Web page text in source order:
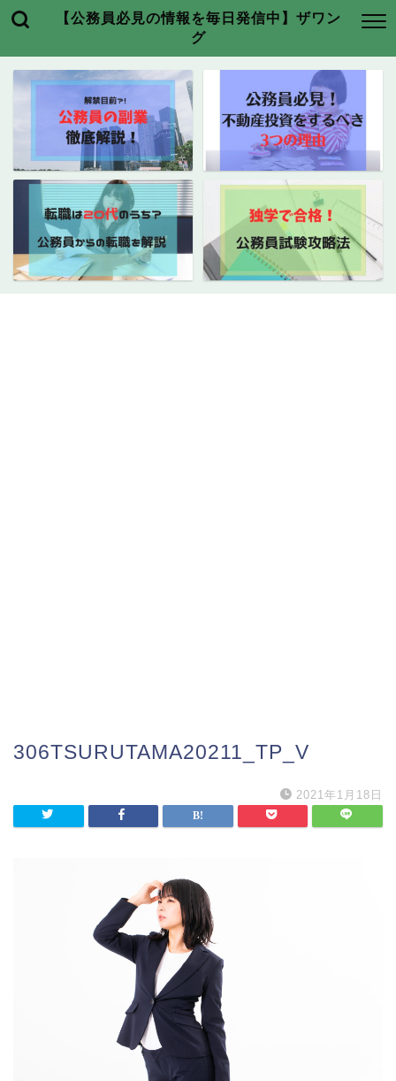
【公務員必見の情報を毎日発信中】ザワン
グ
306TSURUTAMA20211_TP_V
2021年1月18日